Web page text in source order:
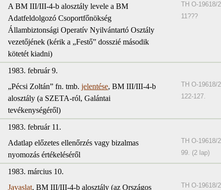
A BM III/III-4-b alosztály levele a BM
Adatfeldolgozó Csoportfőnökség
Állambiztonsági Operatív Nyilvántartó Osztály
vezetőjének (kérik a „Festő” dosszié második
kötetét kiadni)
TH O-19618/2
11???
1983. február 9.
„Pécsi Zoltán” fn. tmb. jelentése, BM III/III-4-b
alosztály (a SZETA-ról, Galántai
tevékenységéről)
TH O-19618/2
122-127.
1983. február 11.
Adatlap előzetes ellenőrzés vagy bizalmas
nyomozás értékeléséről
TH O-19618/2
99. (2 lap)
1983. március 10.
Javaslat, BM III/III-4-b alosztály (az Országos
TH O-19618/2